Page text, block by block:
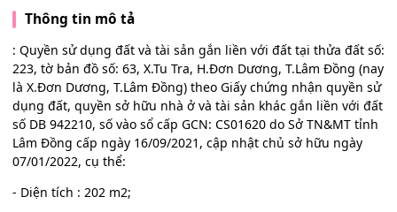
Thông tin mô tả
: Quyền sử dụng đất và tài sản gắn liền với đất tại thửa đất số:
223, tờ bản đồ số: 63, X.Tu Tra, H.Đơn Dương, T.Lâm Đồng (nay
là X.Đơn Dương, T.Lâm Đồng) theo Giấy chứng nhận quyền sử
dụng đất, quyền sở hữu nhà ở và tài sản khác gắn liền với đất
số DB 942210, số vào sổ cấp GCN: CS01620 do Sở TN&MT tỉnh
Lâm Đồng cấp ngày 16/09/2021, cập nhật chủ sở hữu ngày
07/01/2022, cụ thể:
- Diện tích : 202 m2;